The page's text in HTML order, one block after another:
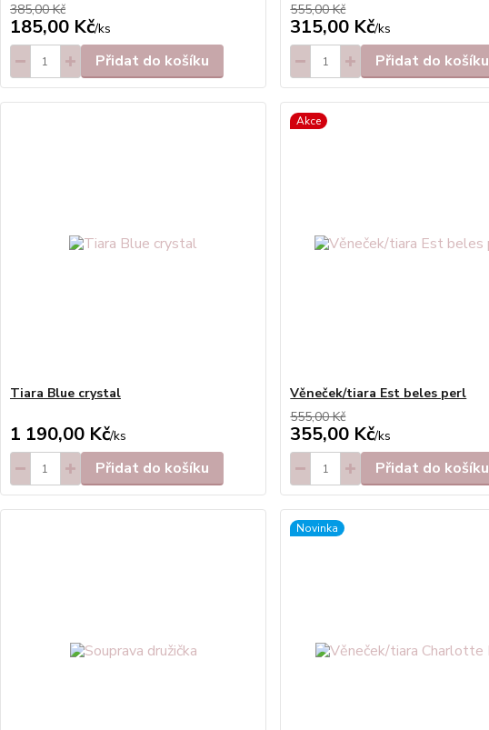
385,00 Kč
185,00 Kč/ks
Přidat do košíku
555,00 Kč
315,00 Kč/ks
Přidat do košíku
Tiara Blue crystal
1 190,00 Kč/ks
Přidat do košíku
Akce
Věneček/tiara Est beles perl
555,00 Kč
355,00 Kč/ks
Přidat do košíku
Novinka